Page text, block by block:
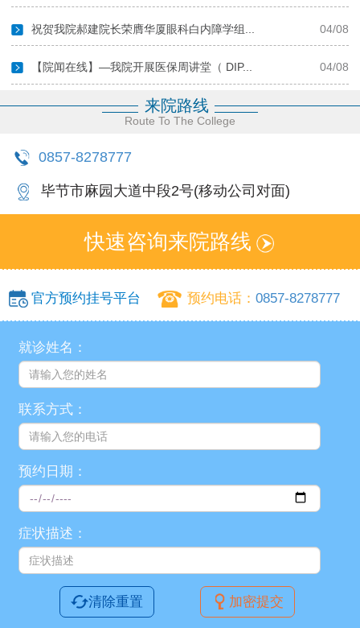
祝贺我院郝建院长荣膺华厦眼科白内障学组... 04/08
【院闻在线】—我院开展医保周讲堂（ DIP... 04/08
更多新闻
来院路线
Route To The College
0857-8278777
毕节市麻园大道中段2号(移动公司对面)
快速咨询来院路线
官方预约挂号平台 预约电话： 0857-8278777
就诊姓名：
联系方式：
预约日期：
症状描述：
清除重置 加密提交